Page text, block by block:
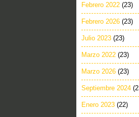
Febrero 2022 (23)
Febrero 2026 (23)
Julio 2023 (23)
Marzo 2022 (23)
Marzo 2026 (23)
Septiembre 2024
Enero 2023 (22)